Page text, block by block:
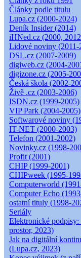
Články podle titulu
Lupa.cz (2000-2024)
Deník Insider (2014)
iHNed.cz (2000,
Lidové noviny (2011-
DSL.cz (2007-2009)
digiweb.cz (2004-
digizone.cz (2005-
Česká škola (2002-
Živě .cz (2003-2006)
ISDN.cz (1999-2005)
VIP Park (2004-2005)
Softwarové noviny
IT-NET (2000-2003)
Telefon (2001-2002)
Novinky.cz (1998-
Profit (2001)
CHIP (1999-2001)
CHIPweek (1995-
Computerworld
Computer Echo
ostatní tituly (1998-
Seriály
Elektronické
prostor, 2023)
Jak na digitální
(Lupa.cz, 2023)